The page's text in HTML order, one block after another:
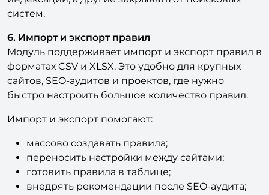
6. Импорт и экспорт правил
Модуль поддерживает импорт и экспорт правил в
форматах CSV и XLSX. Это удобно для крупных
сайтов, SEO-аудитов и проектов, где нужно
быстро настроить большое количество правил.
Импорт и экспорт помогают:
массово создавать правила;
готовить правила в таблице;
внедрять рекомендации после SEO-аудита;
делать резервную копию настроек;